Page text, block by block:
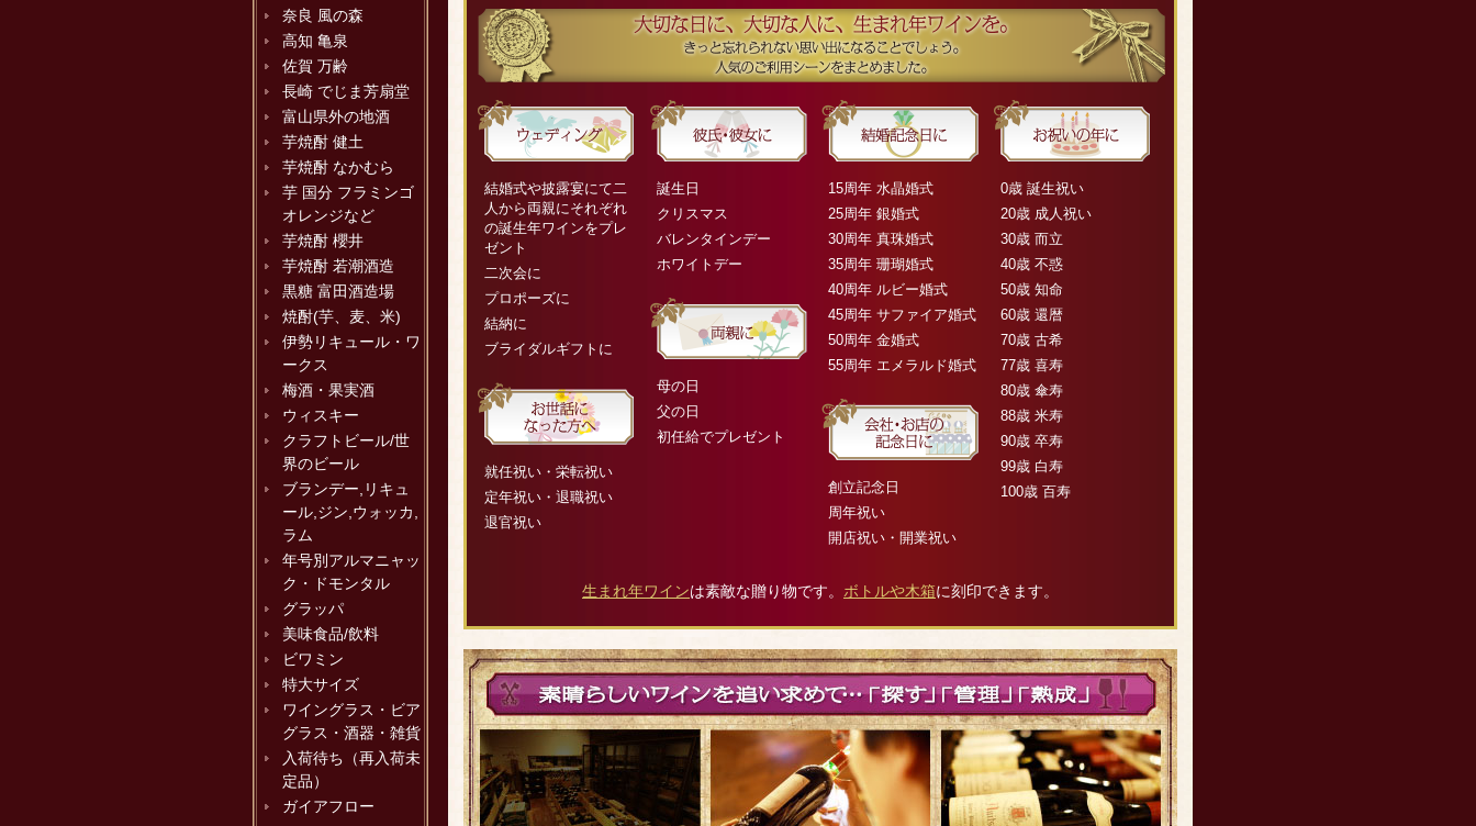
奈良 風の森
高知 亀泉
佐賀 万齢
長崎 でじま芳扇堂
富山県外の地酒
芋焼酎 健土
芋焼酎 なかむら
芋 国分 フラミンゴ
オレンジなど
芋焼酎 櫻井
芋焼酎 若潮酒造
黒糖 富田酒造場
焼酎(芋、麦、米)
伊勢リキュール・ワ
ークス
梅酒・果実酒
ウィスキー
クラフトビール/世
界のビール
ブランデー,リキュ
ール,ジン,ウォッカ,
ラム
年号別アルマニャッ
ク・ドモンタル
グラッパ
美味食品/飲料
ビワミン
特大サイズ
ワイングラス・ビア
グラス・酒器・雑貨
入荷待ち（再入荷未
定品）
ガイアフロー
結婚式や披露宴にて二
人から両親にそれぞれ
の誕生年ワインをプレ
ゼント
二次会に
プロポーズに
結納に
ブライダルギフトに
就任祝い・栄転祝い
定年祝い・退職祝い
退官祝い
誕生日
クリスマス
バレンタインデー
ホワイトデー
母の日
父の日
初任給でプレゼント
15周年 水晶婚式
25周年 銀婚式
30周年 真珠婚式
35周年 珊瑚婚式
40周年 ルビー婚式
45周年 サファイア婚式
50周年 金婚式
55周年 エメラルド婚式
創立記念日
周年祝い
開店祝い・開業祝い
0歳 誕生祝い
20歳 成人祝い
30歳 而立
40歳 不惑
50歳 知命
60歳 還暦
70歳 古希
77歳 喜寿
80歳 傘寿
88歳 米寿
90歳 卒寿
99歳 白寿
100歳 百寿
生まれ年ワインは素敵な贈り物です。 ボトルや木箱に刻印できます。